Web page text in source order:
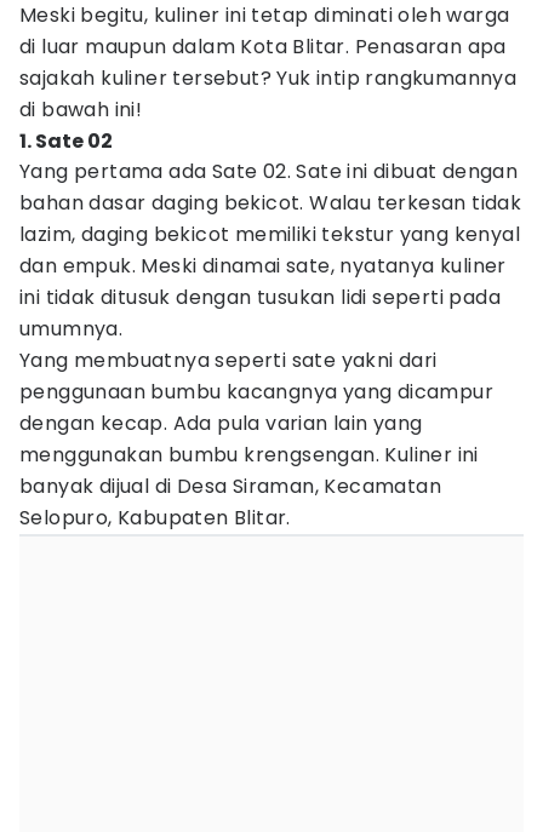
Meski begitu, kuliner ini tetap diminati oleh warga
di luar maupun dalam Kota Blitar. Penasaran apa
sajakah kuliner tersebut? Yuk intip rangkumannya
di bawah ini!
1. Sate 02
Yang pertama ada Sate 02. Sate ini dibuat dengan
bahan dasar daging bekicot. Walau terkesan tidak
lazim, daging bekicot memiliki tekstur yang kenyal
dan empuk. Meski dinamai sate, nyatanya kuliner
ini tidak ditusuk dengan tusukan lidi seperti pada
umumnya.
Yang membuatnya seperti sate yakni dari
penggunaan bumbu kacangnya yang dicampur
dengan kecap. Ada pula varian lain yang
menggunakan bumbu krengsengan. Kuliner ini
banyak dijual di Desa Siraman, Kecamatan
Selopuro, Kabupaten Blitar.